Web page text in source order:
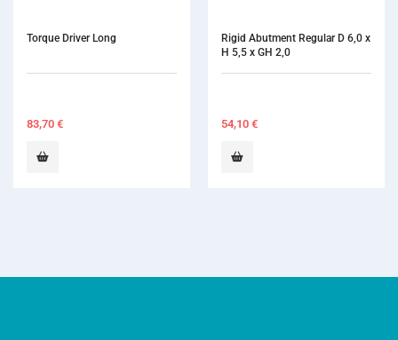
Torque Driver Long
83,70 €
Rigid Abutment Regular D 6,0 x
H 5,5 x GH 2,0
54,10 €